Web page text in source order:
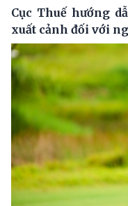
Cục Thuế hướng
xuất cảnh đối với